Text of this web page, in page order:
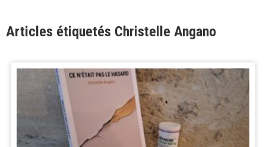
Articles étiquetés Christelle Angano